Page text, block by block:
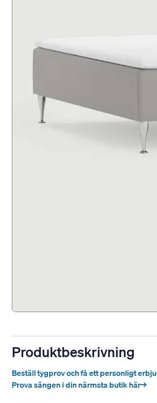
Produktbeskrivning
Beställ tygprov och få ett personligt
Prova sängen i din närmsta butik här→